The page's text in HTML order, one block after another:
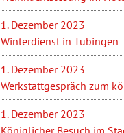
1. Dezember 2023
Winterdienst in Tübingen
1. Dezember 2023
Werkstattgespräch zum
1. Dezember 2023
Königlicher Besuch im